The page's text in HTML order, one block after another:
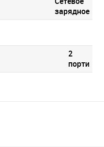
зарядное
2
порти